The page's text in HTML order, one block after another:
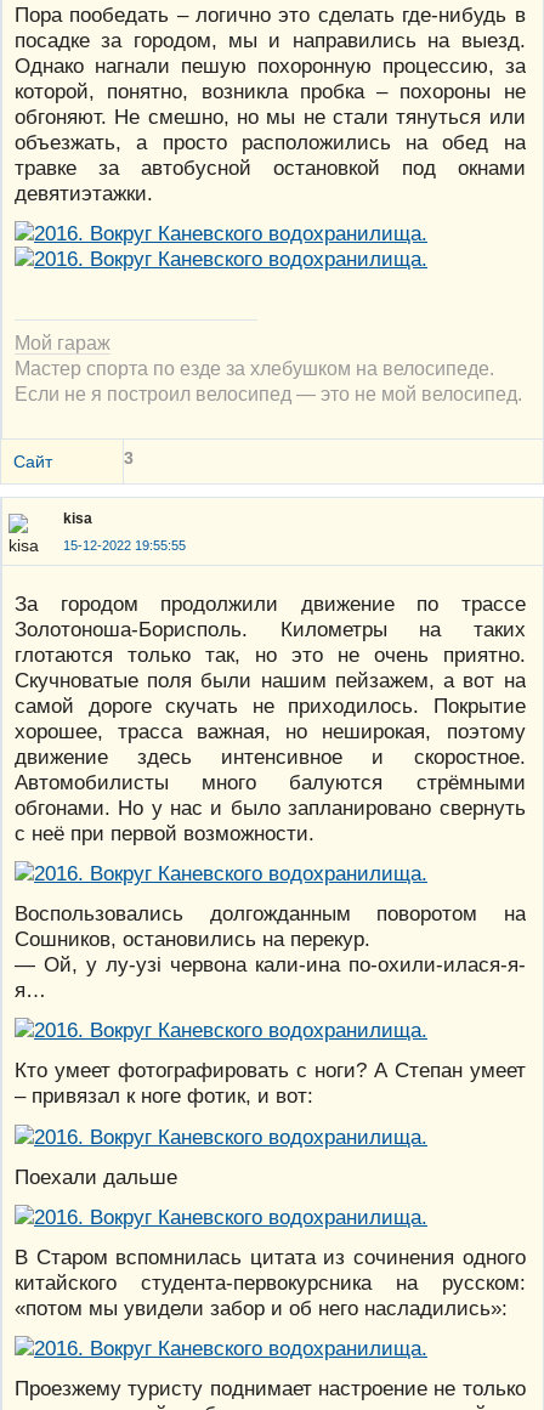
Пора пообедать – логично это сделать где-нибудь в
посадке за городом, мы и направились на выезд.
Однако нагнали пешую похоронную процессию, за
которой, понятно, возникла пробка – похороны не
обгоняют. Не смешно, но мы не стали тянуться или
объезжать, а просто расположились на обед на
травке за автобусной остановкой под окнами
девятиэтажки.
Мой гараж
Мастер спорта по езде за хлебушком на велосипеде.
Если не я построил велосипед — это не мой велосипед.
Сайт 3
kisa
15-12-2022 19:55:55
За городом продолжили движение по трассе
Золотоноша-Борисполь. Километры на таких
глотаются только так, но это не очень приятно.
Скучноватые поля были нашим пейзажем, а вот на
самой дороге скучать не приходилось. Покрытие
хорошее, трасса важная, но неширокая, поэтому
движение здесь интенсивное и скоростное.
Автомобилисты много балуются стрёмными
обгонами. Но у нас и было запланировано свернуть
с неё при первой возможности.
Воспользовались долгожданным поворотом на
Сошников, остановились на перекур.
— Ой, у лу-узi червона кали-ина по-охили-илася-я-
я…
Кто умеет фотографировать с ноги? А Степан умеет
– привязал к ноге фотик, и вот:
Поехали дальше
В Старом вспомнилась цитата из сочинения одного
китайского студента-первокурсника на русском:
«потом мы увидели забор и об него насладились»:
Проезжему туристу поднимает настроение не только